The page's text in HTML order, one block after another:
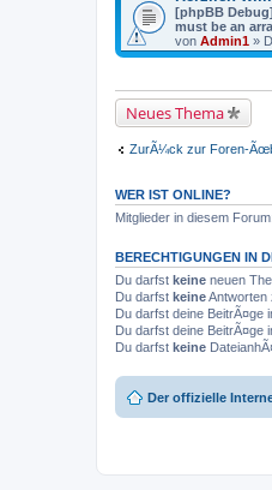
[phpBB
must be an
von Admin1 »
Neues Thema
ZurÃ¼ck zur Foren-
WER IST ONLINE?
Mitglieder in diesem
BERECHTIGUNGEN IN
Du darfst keine neuen
Du darfst keineAntworten
Du darfst deine BeitrÃ¤ge
Du darfst deine BeitrÃ¤ge
Du darfst keine
Der offizielle